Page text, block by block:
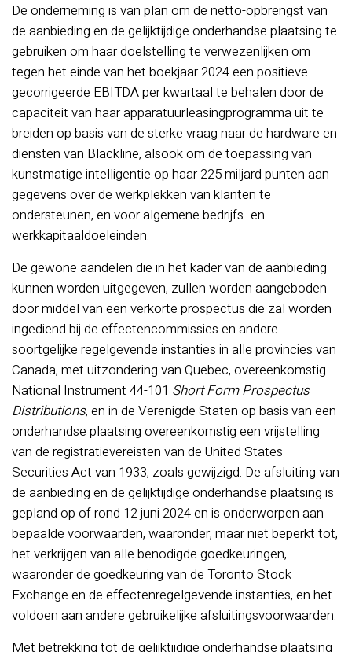
De onderneming is van plan om de netto-opbrengst van
de aanbieding en de gelijktijdige onderhandse plaatsing te
gebruiken om haar doelstelling te verwezenlijken om
tegen het einde van het boekjaar 2024 een positieve
gecorrigeerde EBITDA per kwartaal te behalen door de
capaciteit van haar apparatuurleasingprogramma uit te
breiden op basis van de sterke vraag naar de hardware en
diensten van Blackline, alsook om de toepassing van
kunstmatige intelligentie op haar 225 miljard punten aan
gegevens over de werkplekken van klanten te
ondersteunen, en voor algemene bedrijfs- en
werkkapitaaldoeleinden.
De gewone aandelen die in het kader van de aanbieding
kunnen worden uitgegeven, zullen worden aangeboden
door middel van een verkorte prospectus die zal worden
ingediend bij de effectencommissies en andere
soortgelijke regelgevende instanties in alle provincies van
Canada, met uitzondering van Quebec, overeenkomstig
National Instrument 44-101 Short Form Prospectus
Distributions, en in de Verenigde Staten op basis van een
onderhandse plaatsing overeenkomstig een vrijstelling
van de registratievereisten van de United States
Securities Act van 1933, zoals gewijzigd. De afsluiting van
de aanbieding en de gelijktijdige onderhandse plaatsing is
gepland op of rond 12 juni 2024 en is onderworpen aan
bepaalde voorwaarden, waaronder, maar niet beperkt tot,
het verkrijgen van alle benodigde goedkeuringen,
waaronder de goedkeuring van de Toronto Stock
Exchange en de effectenregelgevende instanties, en het
voldoen aan andere gebruikelijke afsluitingsvoorwaarden.
Met betrekking tot de gelijktijdige onderhandse plaatsing